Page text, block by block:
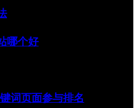
哪个好
词页面参与排名